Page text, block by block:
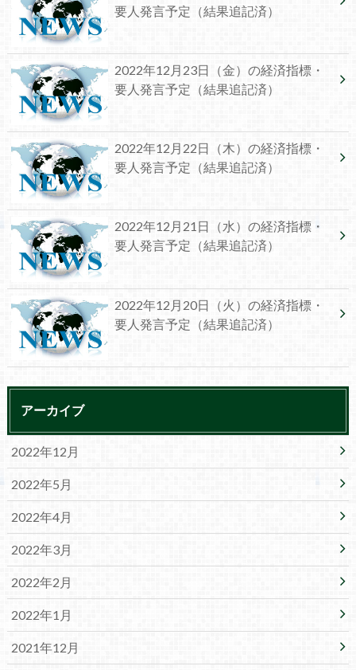
要人発言予定（結果追記済）
2022年12月23日（金）の経済指標・
要人発言予定（結果追記済）
2022年12月22日（木）の経済指標・
要人発言予定（結果追記済）
2022年12月21日（水）の経済指標・
要人発言予定（結果追記済）
2022年12月20日（火）の経済指標・
要人発言予定（結果追記済）
アーカイブ
2022年12月
2022年5月
2022年4月
2022年3月
2022年2月
2022年1月
2021年12月